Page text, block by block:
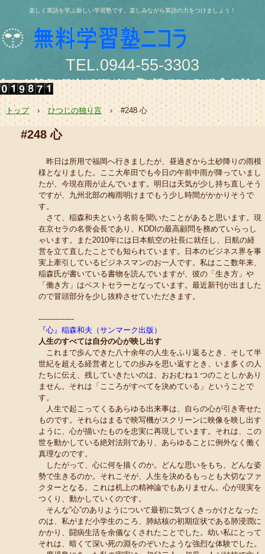
楽しく英語を学ぶ新しい学習塾です。楽しみながら英語の力をつけましょう！
TEL.0944-55-3303
〒836-0844 大牟田市浄真町114番地 浄真ビル202号
e-mail:nishio@jukunicolas.net
トップ › ひつじの独り言 › #248 心
#248 心
昨日は所用で福岡へ行きましたが、昼過ぎから土砂降りの雨模
様となりました。ここ大牟田でも今日の午前中雨が降っていまし
たが、今現在雨が止んでいます。明日は天気が少し持ち直しそう
ですが、九州北部の梅雨明けまでもう少し時間がかかりそうで
す。
さて、稲森和夫という名前を聞いたことがあると思います。現
在京セラの名誉会長であり、KDDIの最高顧問を務めていらっし
ゃいます。また2010年には日本航空の社長に就任し、日航の経
営を立て直したことでも知られています。日本のビジネス界を事
実上牽引しているビジネスマンのお一人です。私はここ数年来、
稲森氏が書いている書物を読んでいますが、彼の「生き方」や
「働き方」はベストセラーとなっています。最近新刊が出ました
ので冒頭部分を少し抜粋させていただきます。
---------------
『心』稲森和夫（サンマーク出版）
人生のすべては自分の心が映し出す
これまで歩んできた八十余年の人生をふり返るとき、そして半
世紀を超える経営者としての歩みを思い返すとき、いま多くの人
たちに伝え、残していきたいのは、おおむね１つのことしかあり
ません。それは「こころがすべてを決めている」ということで
す。
人生で起こってくるあらゆる出来事は、自らの心が引き寄せた
ものです。それらはまるで映写機がスクリーンに映像を映し出す
ように、心が描いたものを忠実に再現しています。それは、この
世を動かしている絶対法則であり、あらゆることに例外なく働く
真理なのです。
したがって、心に何を描くのか。どんな思いをもち、どんな姿
勢で生きるのか。それこそが、人生を決めるもっとも大切なファ
クターとなる。これは机上の精神論でもありません。心が現実を
つくり、動かしていくのです。
そんな”心”のありようについて最初に気づくきっかけとなった
のは、私がまだ小学生のころ、肺結核の初期症状である肺浸潤に
かかり、闘病生活を余儀なくされたことでした。幼い私にとって
それは、暗くて深い死の淵をのぞいたような強烈な体験でした。